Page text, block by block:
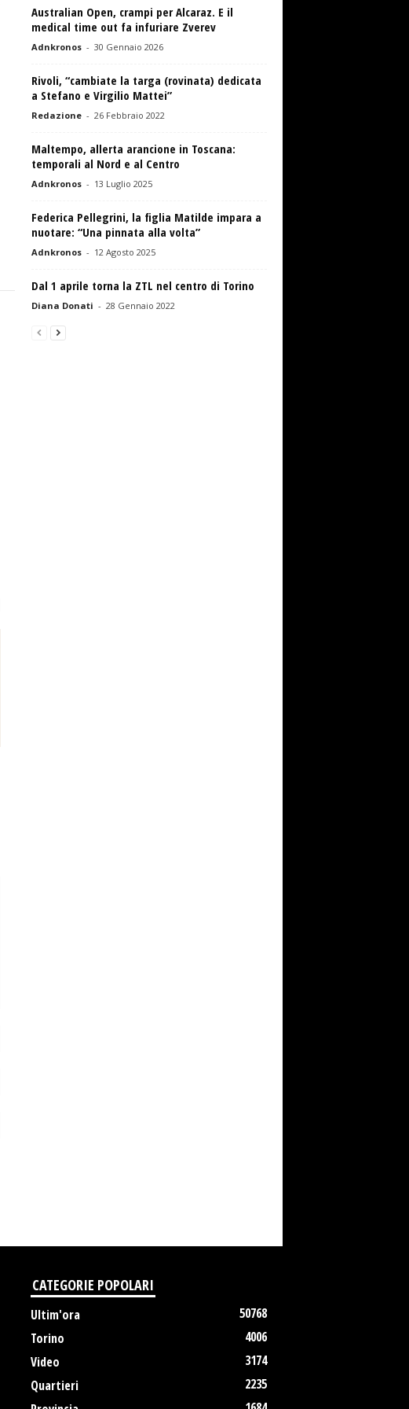
Australian Open, crampi per Alcaraz. E il
medical time out fa infuriare Zverev
Adnkronos - 30 Gennaio 2026
Rivoli, “cambiate la targa (rovinata) dedicata
a Stefano e Virgilio Mattei”
Redazione - 26 Febbraio 2022
Maltempo, allerta arancione in Toscana:
temporali al Nord e al Centro
Adnkronos - 13 Luglio 2025
Federica Pellegrini, la figlia Matilde impara a
nuotare: “Una pinnata alla volta”
Adnkronos - 12 Agosto 2025
Dal 1 aprile torna la ZTL nel centro di Torino
Diana Donati - 28 Gennaio 2022
CATEGORIE POPOLARI
Ultim'ora
50768
Torino
4006
Video
3174
Quartieri
2235